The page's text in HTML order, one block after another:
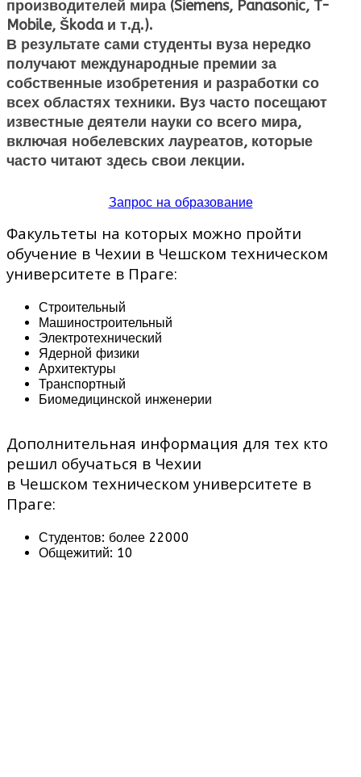
производителей мира (Siemens, Panasonic, T-
Mobile, Škoda и т.д.).
В результате сами студенты вуза нередко
получают международные премии за
собственные изобретения и разработки со
всех областях техники. Вуз часто посещают
известные деятели науки со всего мира,
включая нобелевских лауреатов, которые
часто читают здесь свои лекции.
Запрос на образование
Факультеты на которых можно пройти
обучение в Чехии в Чешском техническом
университете в Праге:
Строительный
Машиностроительный
Электротехнический
Ядерной физики
Архитектуры
Транспортный
Биомедицинской инженерии
Дополнительная информация для тех кто
решил обучаться в Чехии
в Чешском техническом университете в
Праге:
Студентов: более 22000
Общежитий: 10